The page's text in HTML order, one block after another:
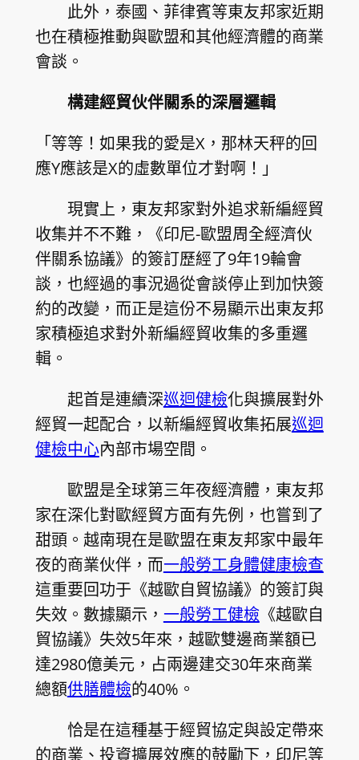
此外，泰國、菲律賓等東友邦家近期
也在積極推動與歐盟和其他經濟體的商業
會談。
構建經貿伙伴關系的深層邏輯
「等等！如果我的愛是X，那林天秤的回
應Y應該是X的虛數單位才對啊！」
現實上，東友邦家對外追求新編經貿
收集并不不難，《印尼-歐盟周全經濟伙
伴關系協議》的簽訂歷經了9年19輪會
談，也經過的事況過從會談停止到加快簽
約的改變，而正是這份不易顯示出東友邦
家積極追求對外新編經貿收集的多重邏
輯。
起首是連續深巡迴健檢化與擴展對外
經貿一起配合，以新編經貿收集拓展巡迴
健檢中心內部市場空間。
歐盟是全球第三年夜經濟體，東友邦
家在深化對歐經貿方面有先例，也嘗到了
甜頭。越南現在是歐盟在東友邦家中最年
夜的商業伙伴，而一般勞工身體健康檢查
這重要回功于《越歐自貿協議》的簽訂與
失效。數據顯示， 一般勞工健檢 《越歐自
貿協議》失效5年來，越歐雙邊商業額已
達2980億美元，占兩邊建交30年來商業
總額供膳體檢的40%。
恰是在這種基于經貿協定與設定帶來
的商業、投資擴展效應的鼓勵下，印尼等